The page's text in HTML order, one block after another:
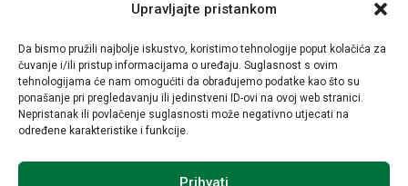
Upravljajte pristankom
Da bismo pružili najbolje iskustvo, koristimo tehnologije poput kolačića za
čuvanje i/ili pristup informacijama o uređaju. Suglasnost s ovim
tehnologijama će nam omogućiti da obrađujemo podatke kao što su
ponašanje pri pregledavanju ili jedinstveni ID-ovi na ovoj web stranici.
Nepristanak ili povlačenje suglasnosti može negativno utjecati na
određene karakteristike i funkcije.
Prihvati
Izjava o pristupačnosti mrežnog sjedišta
© IRMO – Impresum
OIB: 31120185175